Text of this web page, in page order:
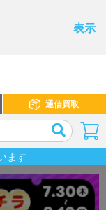
表示
通信買取
ます